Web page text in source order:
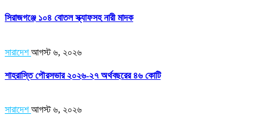
সিরাজগঞ্জে ১০৪ বোতল স্ক্যাফসহ নারী মাদক
সারাদেশ আগস্ট ৬, ২০২৬
শাহরাস্তি পৌরসভার ২০২৬-২৭ অর্থবছরের ৪৬ কোটি
সারাদেশ আগস্ট ৬, ২০২৬